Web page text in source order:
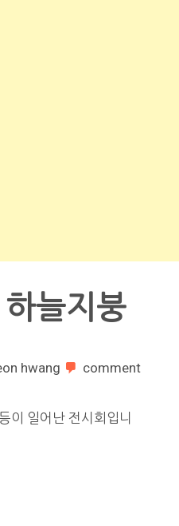
늘지붕
hwang comment
이 일어난 전시회입니